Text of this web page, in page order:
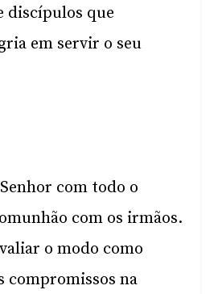
discípulos que
em servir o seu
com todo o
com os irmãos.
o modo como
compromissos na